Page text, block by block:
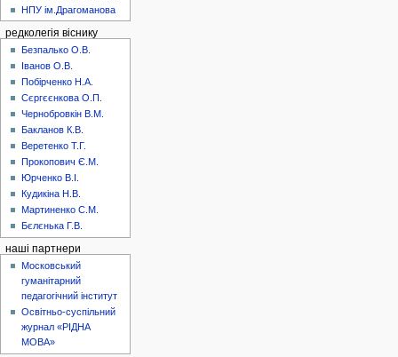
НПУ ім.Драгоманова
редколегія віснику
Безпалько О.В.
Іванов О.В.
Побірченко Н.А.
Сєргєєнкова О.П.
Чернобровкін В.М.
Бакланов К.В.
Веретенко Т.Г.
Прокопович Є.М.
Юрченко В.І.
Кудикіна Н.В.
Мартиненко С.М.
Бєлєнька Г.В.
наші партнери
Московський
гуманітарний
педагогічний інститут
Освітньо-суспільний
журнал «РІДНА
МОВА»